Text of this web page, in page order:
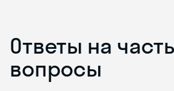
Ответы на
вопросы